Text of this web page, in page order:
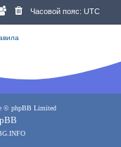
Часовой пояс: UTC
© phpBB Limited